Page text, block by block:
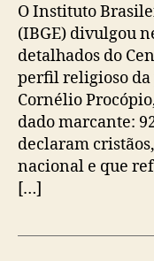
O Instituto
(IBGE) divulgou
detalhados do
perfil religioso
Cornélio
dado marcante:
declaram
nacional e que
[…]